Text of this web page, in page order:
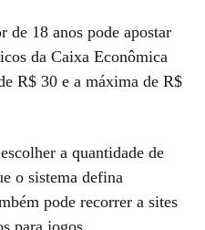
de 18 anos pode apostar
da Caixa Econômica
R$ 30 e a máxima de R$
a quantidade de
o sistema defina
pode recorrer a sites
para jogos.